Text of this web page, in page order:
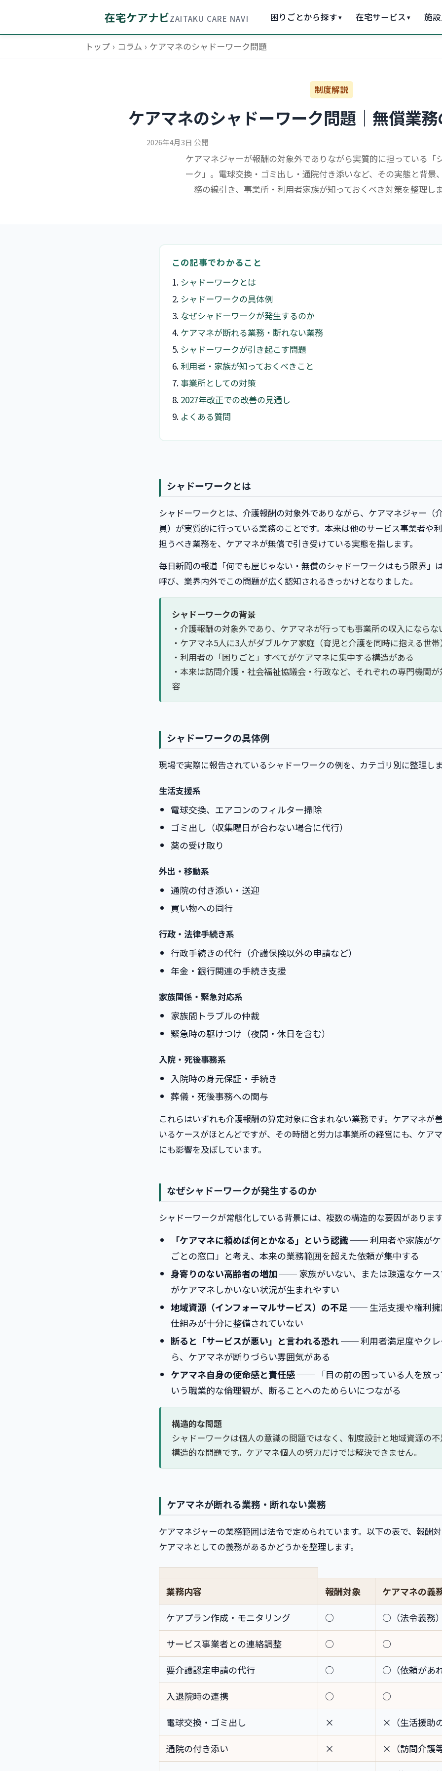
在宅ケアナビZAITAKU CARE NAVI 困りごとから探す▾ 在宅サービス ▾ 施
トップ › コラム › ケアマネのシャドーワーク問題
制度解説
ケアマネのシャドーワーク問題｜無償業
2026年4月3日 公開
ケアマネジャーが報酬の対象外でありながら実質的に担っている「
ーク」。電球交換・ゴミ出し・通院付き添いなど、その実態と背景
務の線引き、事業所・利用者家族が知っておくべき対策を整理しま
この記事でわかること
シャドーワークとは
シャドーワークの具体例
なぜシャドーワークが発生するのか
ケアマネが断れる業務・断れない業務
シャドーワークが引き起こす問題
利用者・家族が知っておくべきこと
事業所としての対策
2027年改正での改善の見通し
よくある質問
シャドーワークとは
シャドーワークとは、介護報酬の対象外でありながら、ケアマネジャー（
員）が実質的に行っている業務のことです。本来は他のサービス事業者や
担うべき業務を、ケアマネが無償で引き受けている実態を指します。
毎日新聞の報道「何でも屋じゃない・無償のシャドーワークはもう限界」
呼び、業界内外でこの問題が広く認知されるきっかけとなりました。
シャドーワークの背景
・介護報酬の対象外であり、ケアマネが行っても事業所の収入にならな
・ケアマネ5人に3人がダブルケア家庭（育児と介護を同時に抱える世
・利用者の「困りごと」すべてがケアマネに集中する構造がある
・本来は訪問介護・社会福祉協議会・行政など、それぞれの専門機関
容
シャドーワークの具体例
現場で実際に報告されているシャドーワークの例を、カテゴリ別に整理しま
生活支援系
電球交換、エアコンのフィルター掃除
ゴミ出し（収集曜日が合わない場合に代行）
薬の受け取り
外出・移動系
通院の付き添い・送迎
買い物への同行
行政・法律手続き系
行政手続きの代行（介護保険以外の申請など）
年金・銀行関連の手続き支援
家族関係・緊急対応系
家族間トラブルの仲裁
緊急時の駆けつけ（夜間・休日を含む）
入院・死後事務系
入院時の身元保証・手続き
葬儀・死後事務への関与
これらはいずれも介護報酬の算定対象に含まれない業務です。ケアマネが
いるケースがほとんどですが、その時間と労力は事業所の経営にも、ケア
にも影響を及ぼしています。
なぜシャドーワークが発生するのか
シャドーワークが常態化している背景には、複数の構造的な要因があります
「ケアマネに頼めば何とかなる」という認識── 利用者や家族がケ
ごとの窓口」と考え、本来の業務範囲を超えた依頼が集中する
身寄りのない高齢者の増加── 家族がいない、または疎遠なケース
がケアマネしかいない状況が生まれやすい
地域資源（インフォーマルサービス）の不足 ── 生活支援や権利擁
仕組みが十分に整備されていない
断ると「サービスが悪い」と言われる恐れ── 利用者満足度やクレ
ら、ケアマネが断りづらい雰囲気がある
ケアマネ自身の使命感と責任感── 「目の前の困っている人を放っ
いう職業的な倫理観が、断ることへのためらいにつながる
構造的な問題
シャドーワークは個人の意識の問題ではなく、制度設計と地域資源の
構造的な問題です。ケアマネ個人の努力だけでは解決できません。
ケアマネが断れる業務・断れない業務
ケアマネジャーの業務範囲は法令で定められています。以下の表で、報酬対
ケアマネとしての義務があるかどうかを整理します。
業務内容 報酬対象 ケアマネの義
ケアプラン作成・モニタリング ○ ○（法令義務）
サービス事業者との連絡調整 ○ ○
要介護認定申請の代行 ○ ○（依頼があれ
入退院時の連携 ○ ○
電球交換・ゴミ出し × ×（生活援助
通院の付き添い × ×（訪問介護